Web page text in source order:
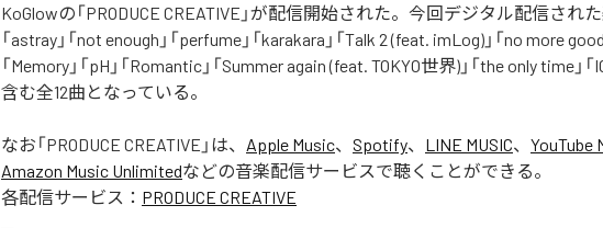
KoGlowの「PRODUCE CREATIVE」が配信開始された。今回デジタル配信された
「astray」「not enough」「perfume」「karakara」「Talk 2 (feat. imLog)」「no more
「Memory」「pH」「Romantic」「Summer again (feat. TOKYO世界)」「the only time」「
含む全12曲となっている。
なお「PRODUCE CREATIVE 」は、 Apple Music、 Spotify、 LINE MUSIC、 YouTube
Amazon Music Unlimitedなどの音楽配信サービスで聴くことができる。
各配信サービス： PRODUCE CREATIVE